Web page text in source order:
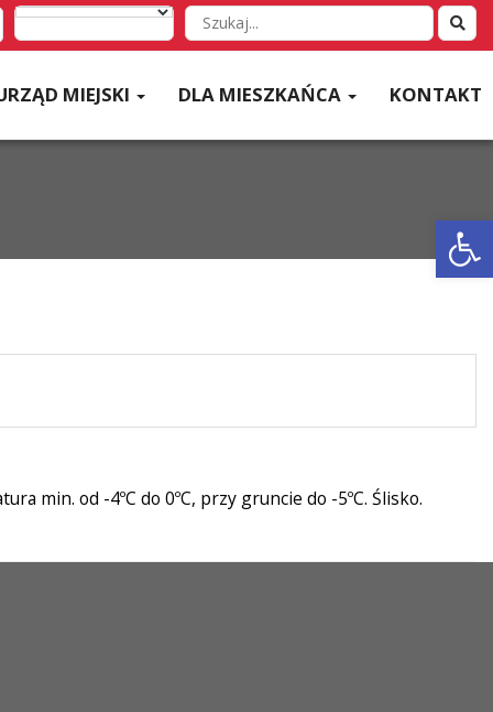
Wyszukaj
w
MIEJSKI DLA MIESZKAŃCA KONTAKT
min. od -4ºC do 0ºC, przy gruncie do -5ºC. Ślisko.